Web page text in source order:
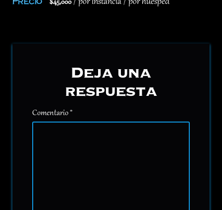
$45,000
Deja una
respuesta
Comentario*